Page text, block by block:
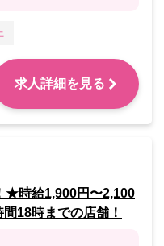
求人詳細を見る
★時給1,900円〜2,100
18時までの店舗！